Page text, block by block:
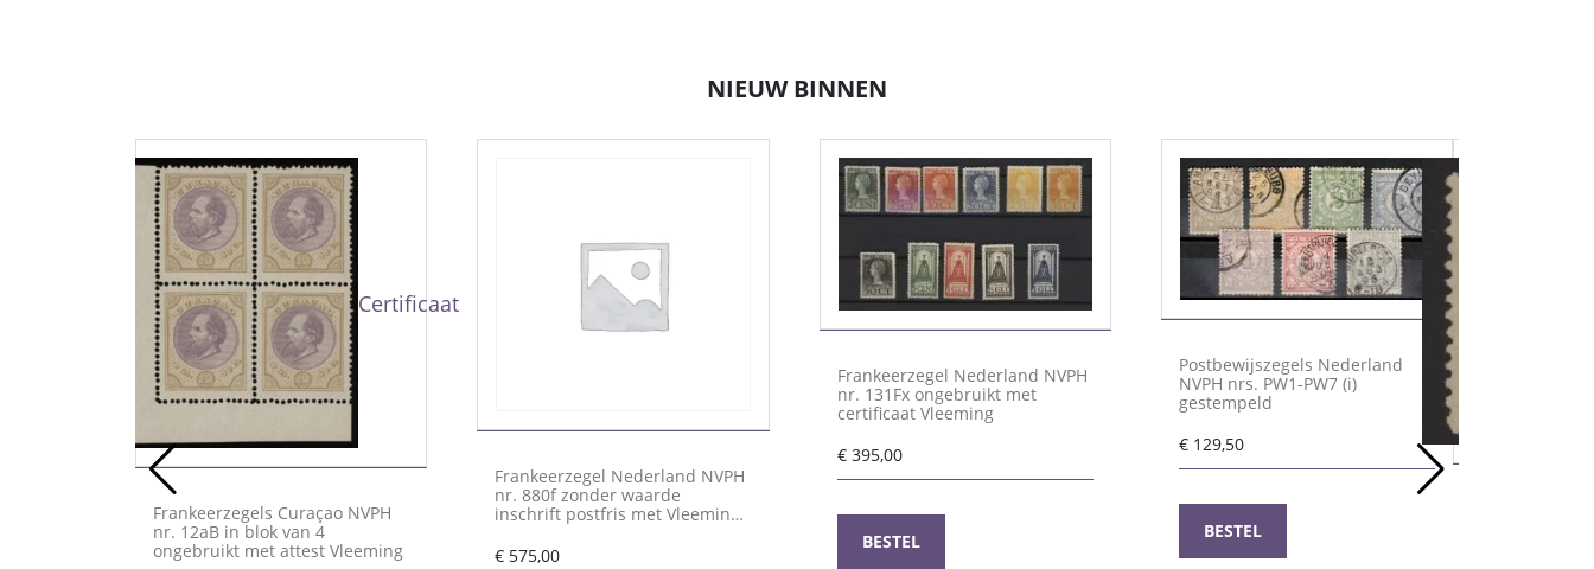
NIEUW BINNEN
Certificaat
Frankeerzegels Curaçao NVPH
nr. 12aB in blok van 4
ongebruikt met attest Vleeming
Frankeerzegel Nederland NVPH
nr. 880f zonder waarde
inschrift postfris met Vleeming
€ 575,00
Frankeerzegel Nederland NVPH
nr. 131Fx ongebruikt met
certificaat Vleeming
€395,00
BESTEL
Postbewijszegels Nederland
NVPH nrs. PW1-PW7 (i)
gestempeld
€ 129,50
BESTEL